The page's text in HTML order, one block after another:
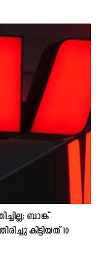
ബാങ്ക്
കിട്ടിയത് 10